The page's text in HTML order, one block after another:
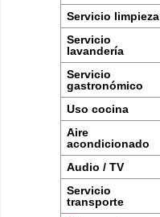
Servicio limpieza
Servicio
lavandería
Servicio
gastronómico
Uso cocina
Aire
acondicionado
Audio / TV
Servicio
transporte